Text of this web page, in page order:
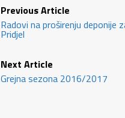
Previous Article
Radovi na proširenju deponije
Pridjel
Next Article
Grejna sezona 2016/2017